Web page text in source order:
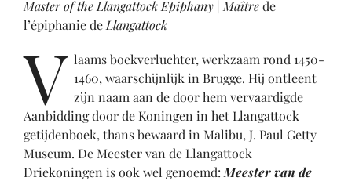
Master of the Llangattock Epiphany | Maîtrede
l’épiphanie de Llangattock
V laams boekverluchter, werkzaam rond 1450-
1460, waarschijnlijk in Brugge. Hij ontleent
zijn naam aan de door hem vervaardigde
Aanbidding door de Koningen in het Llangattock
getijdenboek, thans bewaard in Malibu, J. Paul Getty
Museum. De Meester van de Llangattock
Driekoningen is ook wel genoemd: Meester van de